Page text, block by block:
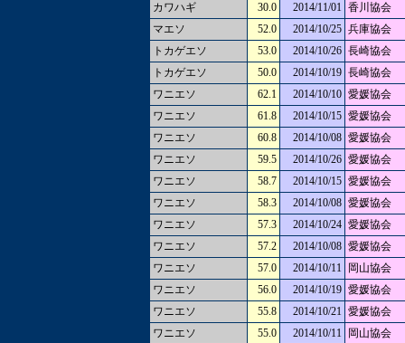
カワハギ
30.0 2014/11/01 香川協会
マエソ
52.0 2014/10/25 兵庫協会
トカゲエソ
53.0 2014/10/26 長崎協会
トカゲエソ
50.0 2014/10/19 長崎協会
ワニエソ
62.1 2014/10/10 愛媛協会
ワニエソ
61.8 2014/10/15 愛媛協会
ワニエソ
60.8 2014/10/08 愛媛協会
ワニエソ
59.5 2014/10/26 愛媛協会
ワニエソ
58.7 2014/10/15 愛媛協会
ワニエソ
58.3 2014/10/08 愛媛協会
ワニエソ
57.3 2014/10/24 愛媛協会
ワニエソ
57.2 2014/10/08 愛媛協会
ワニエソ
57.0 2014/10/11
岡山協会
ワニエソ
56.0 2014/10/19 愛媛協会
ワニエソ
55.8 2014/10/21 愛媛協会
ワニエソ
55.0 2014/10/11
岡山協会